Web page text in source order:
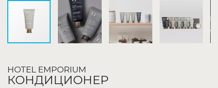
HOTEL EMPORIUM
КОНДИЦИОНЕР